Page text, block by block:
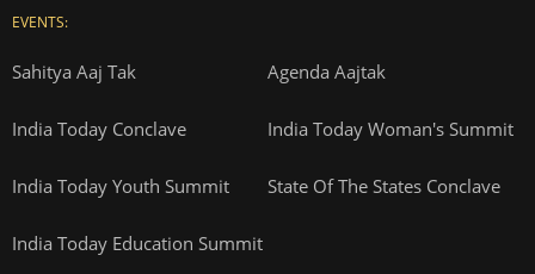
EVENTS:
Sahitya Aaj Tak Agenda Aajtak
India Today Conclave India Today Woman's Summit
India Today Youth Summit State Of The States Conclave
India Today Education Summit